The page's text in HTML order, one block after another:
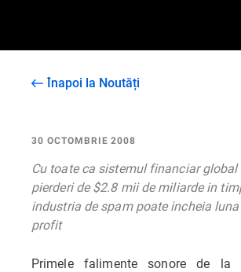
Înapoi la Noutăți
30 OCTOMBRIE 2008
Cu toate ca sistemul financiar global
pierderi de $2.8 mii de miliarde in
industria de spam poate incheia
profit
Primele falimente sonore de la